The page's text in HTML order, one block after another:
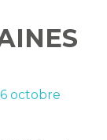
octobre